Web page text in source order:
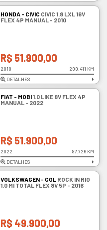
HONDA - CIVIC CIVIC 1.8 LXL 16V
FLEX 4P MANUAL - 2010
R$ 51.900,00
2010
200.411 KM
DETALHES
FIAT - MOBI1.0 LIKE 8V FLEX 4P
MANUAL - 2022
R$ 51.900,00
2022
87.726 KM
DETALHES
VOLKSWAGEN - GOL ROCK IN RIO
1.0 MI TOTAL FLEX 8V 5P - 2016
R$ 49.900,00